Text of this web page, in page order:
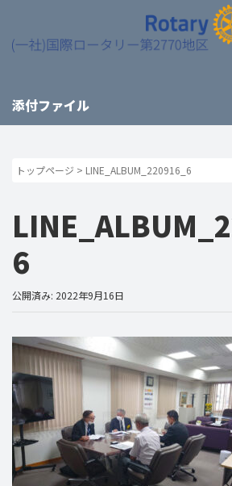
添付ファイル
トップページ > LINE_ALBUM_220916_6
6
公開済み: 2022年9月16日